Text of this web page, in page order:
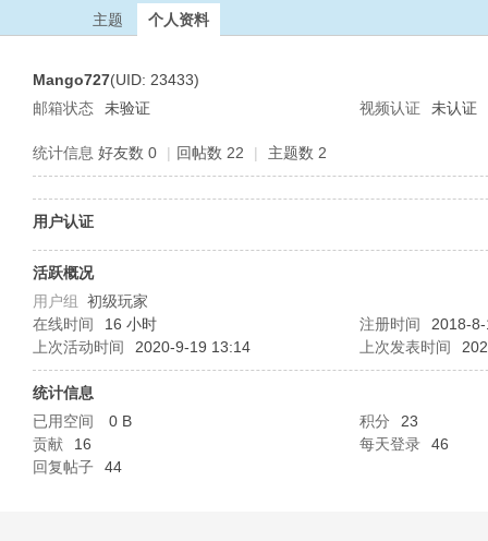
主题 个人资料
Mango727(UID: 23433)
邮箱状态
未验证 视频认证 未认证
统计信息 好友数 0 | 回帖数 22 | 主题数 2
用户认证
活跃概况
用户组 初级玩家
在线时间
16 小时 注册时间
2018-
上次活动时间
2020-9-19 13:14 上次发表时间
统计信息
已用空间
0 B 积分
23
贡献
16 每天登录
46
回复帖子
44